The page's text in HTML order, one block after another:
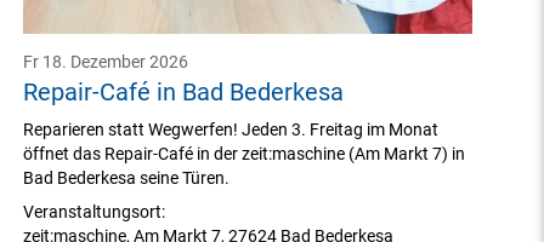
Repair-Café in Bad Bederkesa
Fr 18. Dezember 2026
Veranstaltungsort:
zeit:maschine,Am Markt 7,27624 Bad Bederkesa
Reparieren statt Wegwerfen! Jeden 3. Freitag im Monat
öffnet das Repair-Café in der zeit:maschine (Am Markt 7) in
Bad Bederkesa seine Türen.